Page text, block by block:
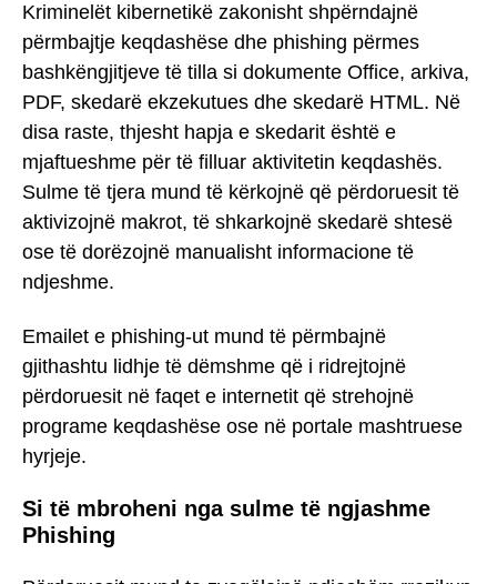
Kriminelët kibernetikë zakonisht shpërndajnë
përmbajtje keqdashëse dhe phishing përmes
bashkëngjitjeve të tilla si dokumente Office, arkiva,
PDF, skedarë ekzekutues dhe skedarë HTML. Në
disa raste, thjesht hapja e skedarit është e
mjaftueshme për të filluar aktivitetin keqdashës.
Sulme të tjera mund të kërkojnë që përdoruesit të
aktivizojnë makrot, të shkarkojnë skedarë shtesë
ose të dorëzojnë manualisht informacione të
ndjeshme.
Emailet e phishing-ut mund të përmbajnë
gjithashtu lidhje të dëmshme që i ridrejtojnë
përdoruesit në faqet e internetit që strehojnë
programe keqdashëse ose në portale mashtruese
hyrjeje.
Si të mbroheni nga sulme të ngjashme
Phishing